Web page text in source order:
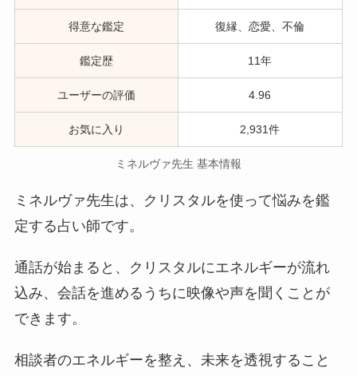
得意な鑑定 復縁、恋愛、不倫
鑑定歴 11年
ユーザーの評価 4.96
お気に入り 2,931件
ミネルヴァ先生 基本情報
ミネルヴァ先生は、クリスタルを使って悩みを鑑
定する占い師です。
通話が始まると、クリスタルにエネルギーが流れ
込み、会話を進めるうちに映像や声を聞くことが
できます。
相談者のエネルギーを整え、未来を透視すること